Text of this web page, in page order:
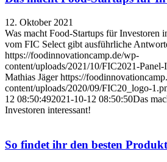
12. Oktober 2021
Was macht Food-Startups für Investoren
vom FIC Select gibt ausführliche
https://foodinnovationcamp.de/wp-
content/uploads/2021/10/FIC2021-
Mathias Jäger https://
content/uploads/2020/09/FIC20_logo-
12 08:50:492021-10-12 08:50:50Das
Investoren interessant!
So findet ihr den besten